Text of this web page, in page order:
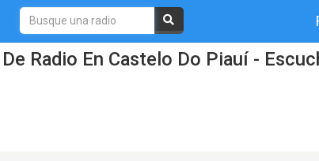
Radio En Castelo Do Piauí -